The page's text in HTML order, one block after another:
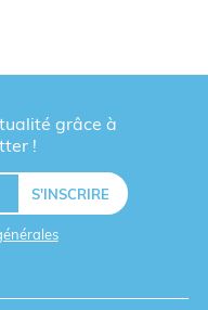
grâce à
!